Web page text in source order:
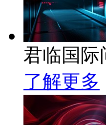
君临国际
了解更多